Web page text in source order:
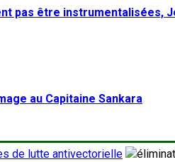
pas être instrumentalisées,
au Capitaine Sankara
de lutte antivectorielle